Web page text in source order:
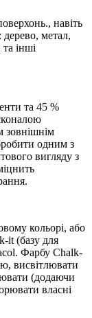
навіть
метал,
інші
та 45 %
зовнішнім
одним з
вигляду з
кольорі, або
it (базу для
Фарбу Chalk-
висвітлювати
(додаючи
власні